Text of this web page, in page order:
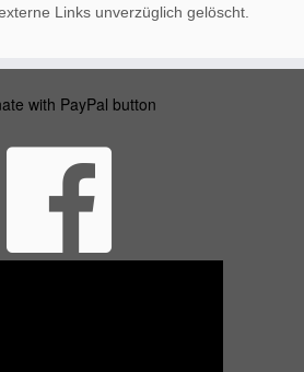
Links unverzüglich gelöscht.